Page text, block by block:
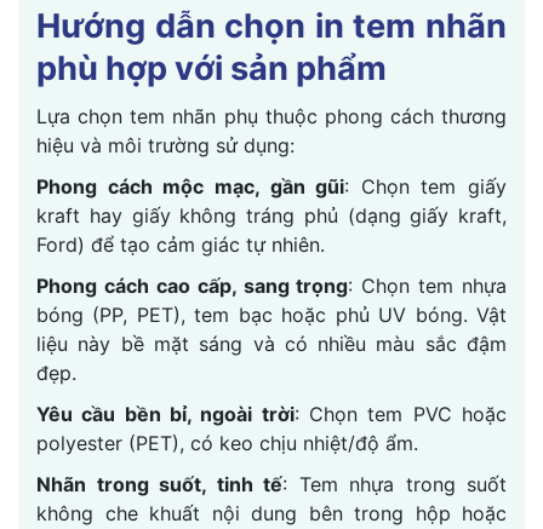
Hướng dẫn chọn in tem nhãn
phù hợp với sản phẩm
Lựa chọn tem nhãn phụ thuộc phong cách thương
hiệu và môi trường sử dụng:
Phong cách mộc mạc, gần gũi: Chọn tem giấy
kraft hay giấy không tráng phủ (dạng giấy kraft,
Ford) để tạo cảm giác tự nhiên.
Phong cách cao cấp, sang trọng: Chọn tem nhựa
bóng (PP, PET), tem bạc hoặc phủ UV bóng. Vật
liệu này bề mặt sáng và có nhiều màu sắc đậm
đẹp.
Yêu cầu bền bỉ, ngoài trời: Chọn tem PVC hoặc
polyester (PET), có keo chịu nhiệt/độ ẩm.
Nhãn trong suốt, tinh tế: Tem nhựa trong suốt
không che khuất nội dung bên trong hộp hoặc